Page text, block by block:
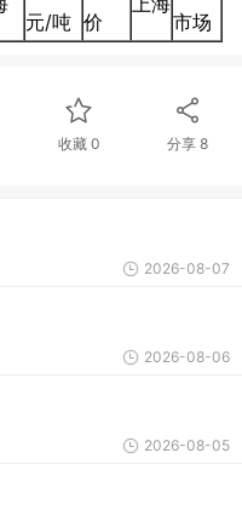
元/吨 价
市场
收藏 0 分享8
2026-08-07
2026-08-06
2026-08-05